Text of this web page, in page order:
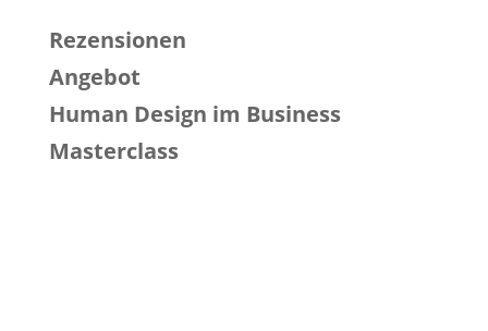
Rezensionen
Angebot
Human Design im Business
Masterclass